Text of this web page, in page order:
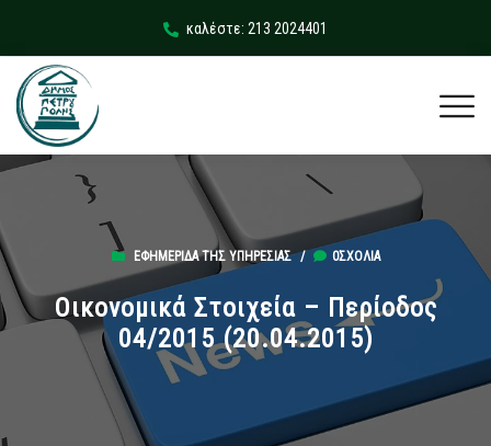
καλέστε: 213 2024401
ΕΦΗΜΕΡΊΔΑ ΤΗΣ ΥΠΗΡΕΣΊΑΣ/ 0ΣΧΌΛΙΑ
Οικονομικά Στοιχεία – Περίοδος
04/2015 (20.04.2015)